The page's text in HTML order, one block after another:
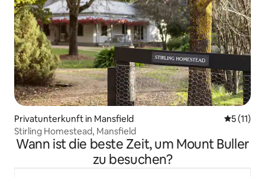
Privatunterkunft in Mansfield
5 (11)
Stirling Homestead, Mansfield
Wann ist die beste Zeit, um Mount Buller
zu besuchen?